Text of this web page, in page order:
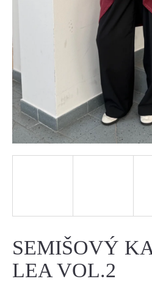
SEMIŠOVÝ
LEA VOL.2
E
T
E
N
A
J